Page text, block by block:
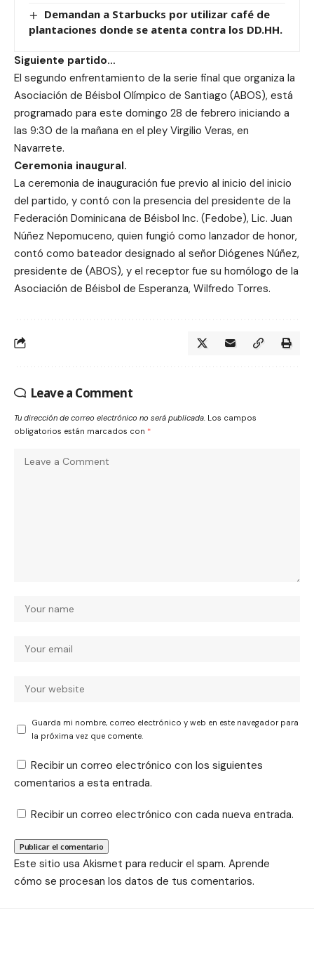
Demandan a Starbucks por utilizar café de
plantaciones donde se atenta contra los DD.HH.
Siguiente partido…
El segundo enfrentamiento de la serie final que organiza la
Asociación de Béisbol Olímpico de Santiago (ABOS), está
programado para este domingo 28 de febrero iniciando a
las 9:30 de la mañana en el pley Virgilio Veras, en
Navarrete.
Ceremonia inaugural.
La ceremonia de inauguración fue previo al inicio del inicio
del partido, y contó con la presencia del presidente de la
Federación Dominicana de Béisbol Inc. (Fedobe), Lic. Juan
Núñez Nepomuceno, quien fungió como lanzador de honor,
contó como bateador designado al señor Diógenes Núñez,
presidente de (ABOS), y el receptor fue su homólogo de la
Asociación de Béisbol de Esperanza, Wilfredo Torres.
Leave a Comment
Tu dirección de correo electrónico no será publicada. Los campos
obligatorios están marcados con *
Guarda mi nombre, correo electrónico y web en este navegador para
la próxima vez que comente.
Recibir un correo electrónico con los siguientes
comentarios a esta entrada.
Recibir un correo electrónico con cada nueva entrada.
Este sitio usa Akismet para reducir el spam. Aprende
cómo se procesan los datos de tus comentarios.